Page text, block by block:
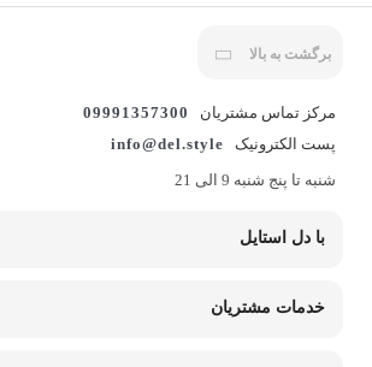
برگشت به بالا
مرکز تماس مشتریان
09991357300
پست الکترونیک
info@del.style
شنبه تا پنج شنبه 9 الی 21
با دل استایل
خدمات مشتریان